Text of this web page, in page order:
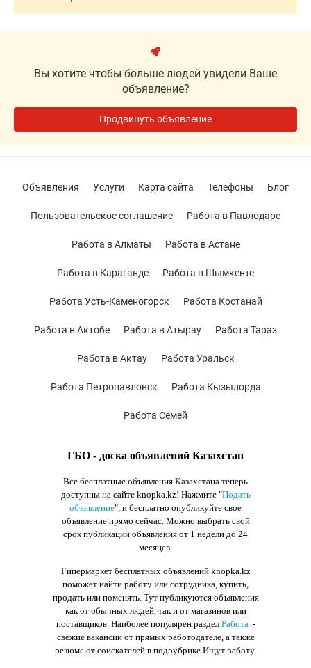
Вы хотите чтобы больше людей увидели Ваше
объявление?
Продвинуть объявление
ГБО - доска объявлений Казахстан
Все бесплатные объявления Казахстана теперь
доступны на сайте knopka.kz! Нажмите "Подать
объявление", и бесплатно опубликуйте свое
объявление прямо сейчас. Можно выбрать свой
срок публикации объявления от 1 недели до 24
месяцев.
Гипермаркет бесплатных объявлений knopka.kz
поможет найти работу или сотрудника, купить,
продать или поменять. Тут публикуются объявления
как от обычных людей, так и от магазинов или
поставщиков. Наиболее популярен раздел Работа-
свежие вакансии от прямых работодателе, а также
резюме от соискателей в подрубрике Ищут работу.
Объявления Услуги Карта сайта Телефоны Блог
Пользовательское соглашение Работа в Павлодаре
Работа в Алматы Работа в Астане
Работа в Караганде Работа в Шымкенте
Работа Усть-Каменогорск Работа Костанай
Работа в Актобе Работа в Атырау Работа Тараз
Работа в Актау Работа Уральск
Работа Петропавловск Работа Кызылорда
Работа Семей